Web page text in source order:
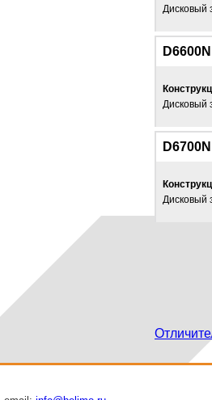
Дисковый
D6600N
Дисковый
D6700N
Дисковый